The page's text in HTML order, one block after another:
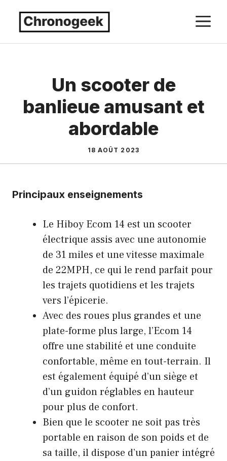
Un scooter de
banlieue amusant et
abordable
18 AOÛT 2023
Principaux enseignements
Le Hiboy Ecom 14 est un scooter
électrique assis avec une autonomie
de 31 miles et une vitesse maximale
de 22MPH, ce qui le rend parfait pour
les trajets quotidiens et les trajets
vers l’épicerie.
Avec des roues plus grandes et une
plate-forme plus large, l’Ecom 14
offre une stabilité et une conduite
confortable, même en tout-terrain. Il
est également équipé d’un siège et
d’un guidon réglables en hauteur
pour plus de confort.
Bien que le scooter ne soit pas très
portable en raison de son poids et de
sa taille, il dispose d’un panier intégré